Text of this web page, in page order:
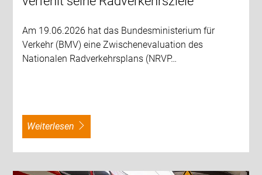
Am 19.06.2026 hat das Bundesministerium für
Verkehr (BMV) eine Zwischenevaluation des
Nationalen Radverkehrsplans (NRVP…
weiterlesen